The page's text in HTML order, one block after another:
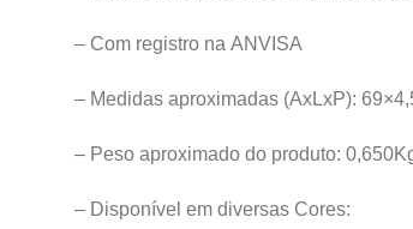
– Com registro na ANVISA
– Medidas aproximadas (AxLxP):
– Peso aproximado do produto:
– Disponível em diversas Cores: